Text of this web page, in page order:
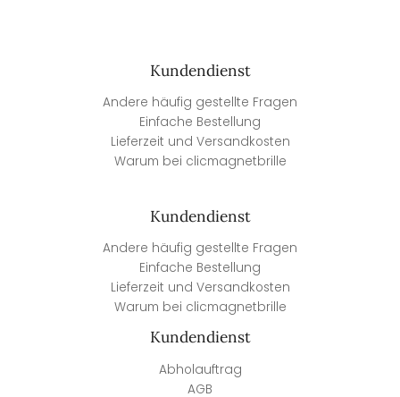
Kundendienst
Andere häufig gestellte Fragen
Einfache Bestellung
Lieferzeit und Versandkosten
Warum bei clicmagnetbrille
Kundendienst
Andere häufig gestellte Fragen
Einfache Bestellung
Lieferzeit und Versandkosten
Warum bei clicmagnetbrille
Kundendienst
Abholauftrag
AGB